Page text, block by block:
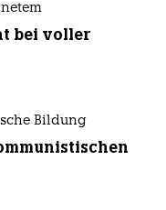
bei voller
Bildung